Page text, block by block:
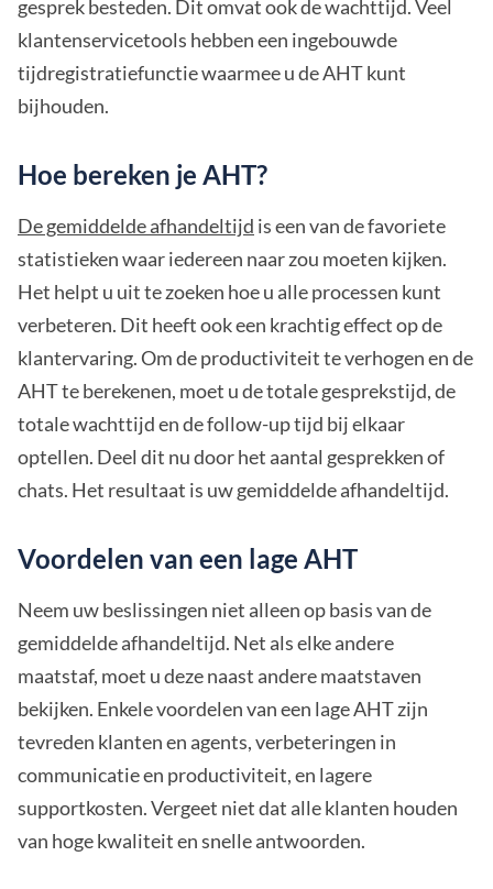
gesprek besteden. Dit omvat ook de wachttijd. Veel
klantenservicetools hebben een ingebouwde
tijdregistratiefunctie waarmee u de AHT kunt
bijhouden.
Hoe bereken je AHT?
De gemiddelde afhandeltijd is een van de favoriete
statistieken waar iedereen naar zou moeten kijken.
Het helpt u uit te zoeken hoe u alle processen kunt
verbeteren. Dit heeft ook een krachtig effect op de
klantervaring. Om de productiviteit te verhogen en de
AHT te berekenen, moet u de totale gesprekstijd, de
totale wachttijd en de follow-up tijd bij elkaar
optellen. Deel dit nu door het aantal gesprekken of
chats. Het resultaat is uw gemiddelde afhandeltijd.
Voordelen van een lage AHT
Neem uw beslissingen niet alleen op basis van de
gemiddelde afhandeltijd. Net als elke andere
maatstaf, moet u deze naast andere maatstaven
bekijken. Enkele voordelen van een lage AHT zijn
tevreden klanten en agents, verbeteringen in
communicatie en productiviteit, en lagere
supportkosten. Vergeet niet dat alle klanten houden
van hoge kwaliteit en snelle antwoorden.